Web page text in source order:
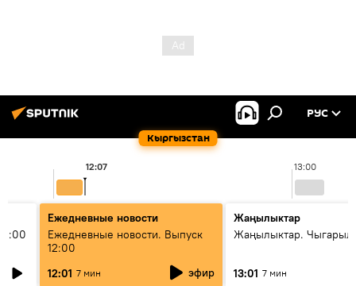
Кыргызстан
РУС
13:00
12:07
Ежедневные новости
Ежедневные новости. Выпуск
12:00
12:01 7 мин эфир
Жаңылыктар
Жаңылыктар.
13:01 7 мин